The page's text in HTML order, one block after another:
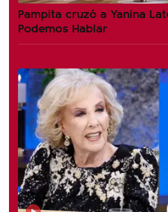
Pampita cruzó a Yanina
Podemos Hablar